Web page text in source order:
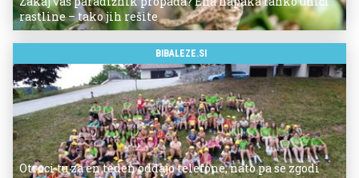
rastline – tako jih rešite
BIBALEZE.SI
Otroci tu za en teden oddajo telefone, nato pa se zgodi